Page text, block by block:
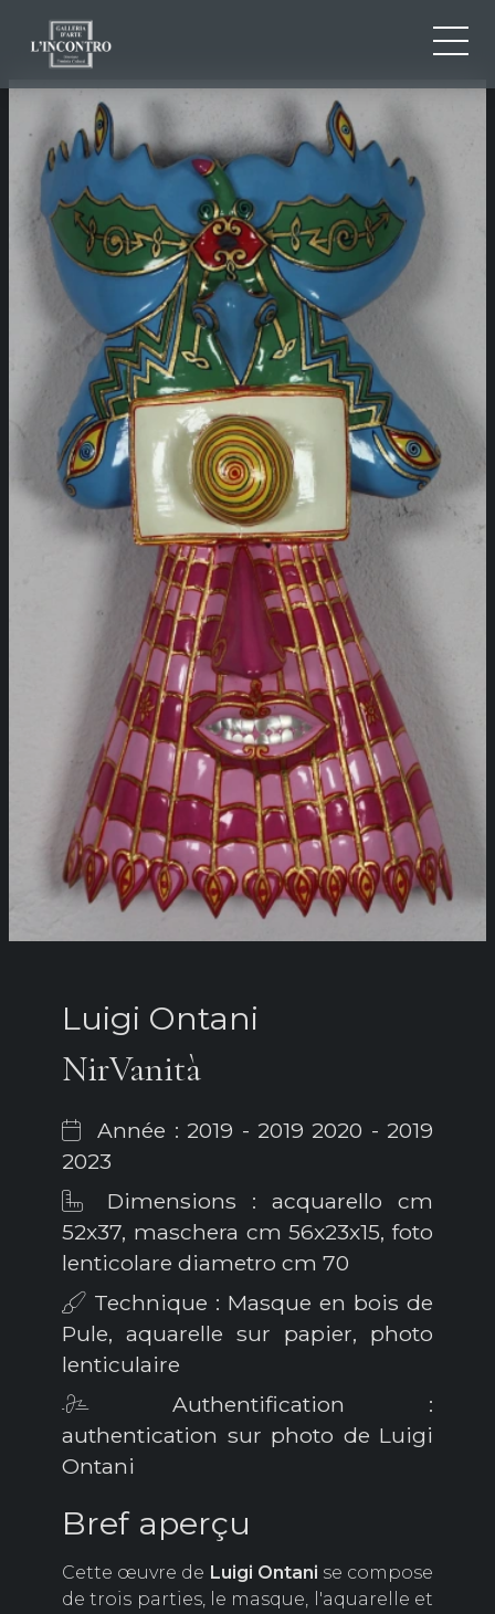
QUI SOMMES-NOU
NEWS ED EVENTS
ARTISTES ET ŒUVRES
EXPOSITIONS
CONTACTS
Luigi Ontani
NirVanità
Année : 2019 - 2019 2020 - 2019
2023
Dimensions : acquarello cm
52x37, maschera cm 56x23x15, foto
lenticolare diametro cm 70
Technique : Masque en bois de
Pule, aquarelle sur papier, photo
lenticulaire
Authentification :
authentication sur photo de Luigi
Ontani
Bref aperçu
Cette œuvre de Luigi Ontani se compose
de trois parties, le masque, l'aquarelle et